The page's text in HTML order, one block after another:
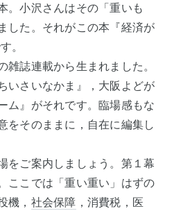
。小沢さんはその「重いも
した。それがこの本『経済が
。
雑誌連載から生まれました。
いさいなかま』，大阪よどが
ム』がそれです。臨場感もな
をそのままに，自在に編集し
をご案内しましょう。第１幕
ここでは「重い重い」はずの
機， 社会保障 ，消費税，医